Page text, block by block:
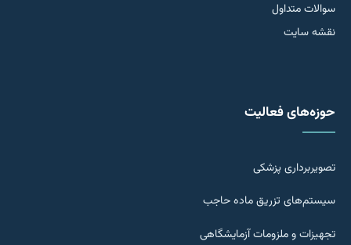
سوالات متداول
نقشه سایت
حوزه‌های فعالیت
تصویربرداری پزشکی
سیستم‌های تزریق ماده حاجب
تجهیزات و ملزومات آزمایشگاهی